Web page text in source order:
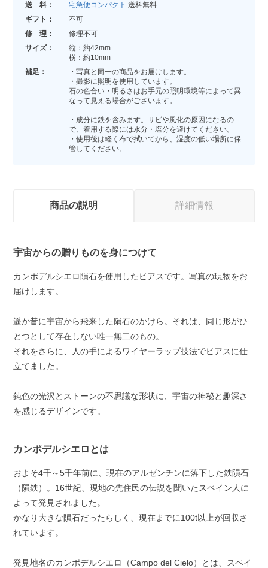
送 料：
宅急便コンパクト 送料無料
ギフト：
不可
修 理：
修理不可
サイズ：
縦：約42mm
横：約10mm
補足：
・写真と同一の商品をお届けします。
・撮影に照明を使用しています。
石の色合い・明るさはお手元の照明環境等によって異
なって見える場合がございます。
・成分に鉄を含みます。サビや風化の原因になるの
で、着用する際には水分・塩分を避けてください。
・使用後は軽く布で拭いてから、湿度の低い場所に保
管してください。
商品の説明 詳細情報
宇宙からの贈りものを身につけて
カンポデルシエロ隕石を使用したピアスです。写真の現物をお
届けします。
遥か昔に宇宙から飛来した隕石のかけら。それは、同じ形がひ
とつとして存在しない唯一無二のもの。
それをさらに、人の手によるワイヤーラップ技法でピアスに仕
立てました。
鈍色の光沢とストーンの不思議な形状に、宇宙の神秘と趣深さ
を感じるデザインです。
カンポデルシエロとは
およそ4千～5千年前に、現在のアルゼンチンに落下した鉄隕石
（隕鉄）。16世紀、現地の先住民の伝説を聞いたスペイン人に
よって発見されました。
かなり大きな隕石だったらしく、現在までに100t以上が回収さ
れています。
発見地名のカンポデルシエロ（Campo del Cielo）とは、スペイ